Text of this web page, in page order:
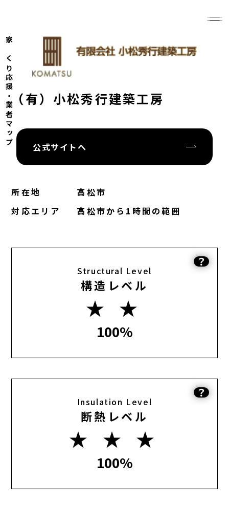
家づくり応援・業者マップ（有）小松秀行建築工房
公式サイトへ
所在地
高松市
対応エリア
高松市から1時間の範囲
Structural Level
構造レベル
★ ★
100%
？
Insulation Level
断熱レベル
★ ★ ★
100%
？